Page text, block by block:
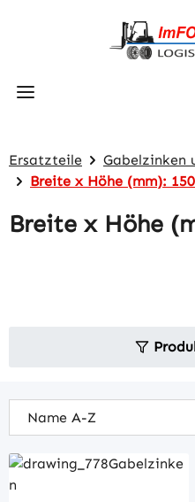
Zum Hauptinhalt springen
Ersatzteile Gabelzinken
Breite x Höhe (mm):
Breite x Höhe